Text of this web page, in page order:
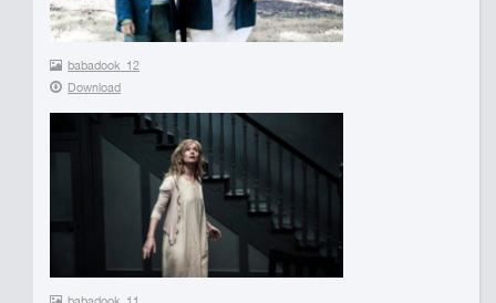
babadook_12
Download